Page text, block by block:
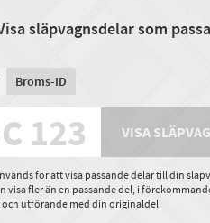
släpvagnsdelar som
Broms-ID
VISA
för att visa passande delar till din
visa fler än en passande del, i
utförande med din originaldel.